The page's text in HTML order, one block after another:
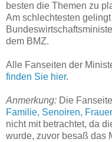
besten die Themen zu
Am schlechtesten
dem BMZ.
Alle Fanseiten der
finden Sie hier.
Anmerkung: Die
Familie, Senoiren,
nicht mit betrachtet, da
wurde, zuvor besaß das